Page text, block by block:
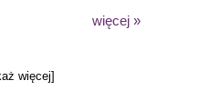
Laboratory since
więcej »
więcej]